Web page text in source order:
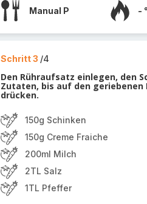
Manual P -
Schritt 3 /4
Den Rühraufsatz einlegen, den
Zutaten, bis auf den
drücken.
150g Schinken
150g Creme Fraiche
200ml Milch
2TL Salz
1TL Pfeffer